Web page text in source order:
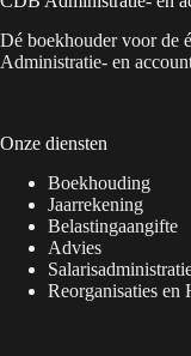
Dé boekhouder voor de
Administratie- en
Onze diensten
Boekhouding
Jaarrekening
Belastingaangifte
Advies
Reorganisaties en